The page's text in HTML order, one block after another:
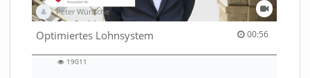
Peter Wünsche
Optimiertes Lohnsystem 00:56
00:56 duration
19011